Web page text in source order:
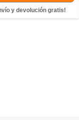
y devolución gratis!